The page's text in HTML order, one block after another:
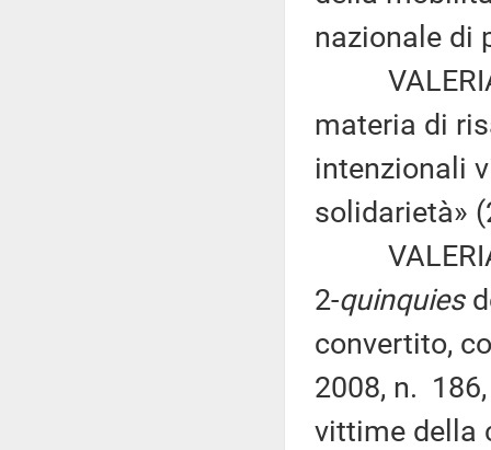
nazionale di
VALERIA
materia di
intenzionali
solidarietà»
VALERIA
2-quinquies
convertito,
2008, n.
vittime della